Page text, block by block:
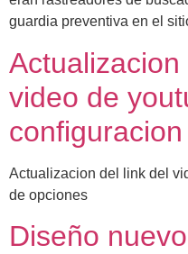
guardia preventiva en el
video de
Actualizacion del link del
de opciones
Diseño